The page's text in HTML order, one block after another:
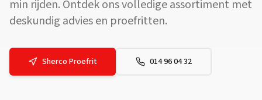
min rijden. Ontdek ons volledige assortiment met
deskundig advies en proefritten.
Sherco Proefrit 014 96 04 32